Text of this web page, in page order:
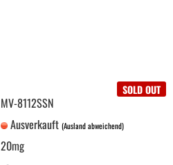
SOLD OUT
MV-8112SSN
Ausverkauft(Ausland abweichend)
20mg